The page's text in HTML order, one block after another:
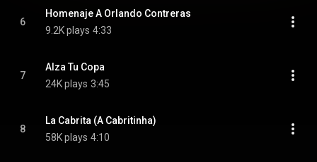
6
Homenaje A Orlando Contreras
9.2K plays 4:33
7
Alza Tu Copa
24K plays 3:45
8
La Cabrita (A Cabritinha)
58K plays 4:10